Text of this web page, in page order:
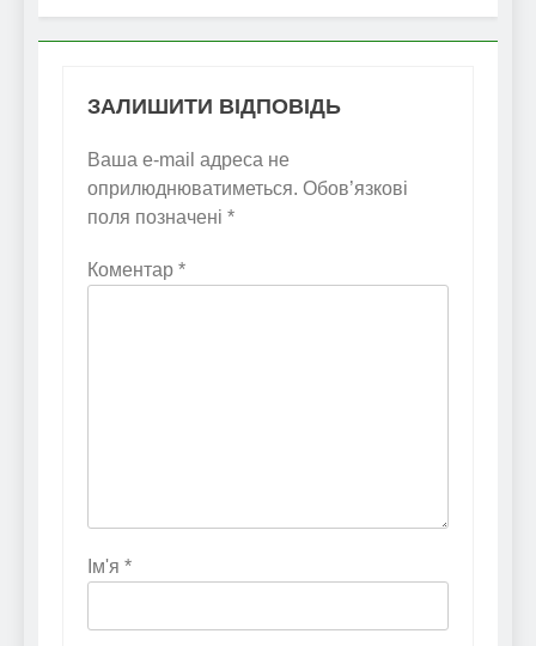
ЗАЛИШИТИ ВІДПОВІДЬ
Ваша e-mail адреса не
оприлюднюватиметься. Обов’язкові
поля позначені *
Коментар *
Ім'я *